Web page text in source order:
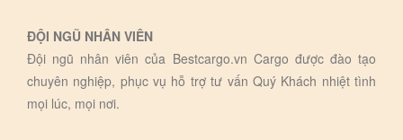
ĐỘI NGŨ NHÂN VIÊN
Đội ngũ nhân viên của Bestcargo.vn Cargo được đào tạo
chuyên nghiệp, phục vụ hỗ trợ tư vấn Quý Khách nhiệt tình
mọi lúc, mọi nơi.